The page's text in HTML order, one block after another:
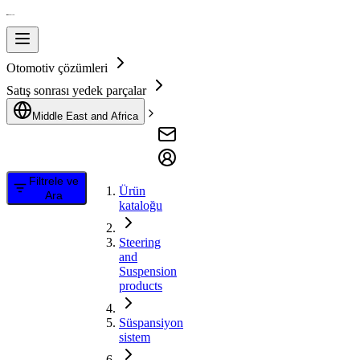
Otomotiv çözümleri
Satış sonrası yedek parçalar
Middle East and Africa
Filtrele ve
Ara
Ürün
kataloğu
Steering
and
Suspension
products
Süspansiyon
sistem